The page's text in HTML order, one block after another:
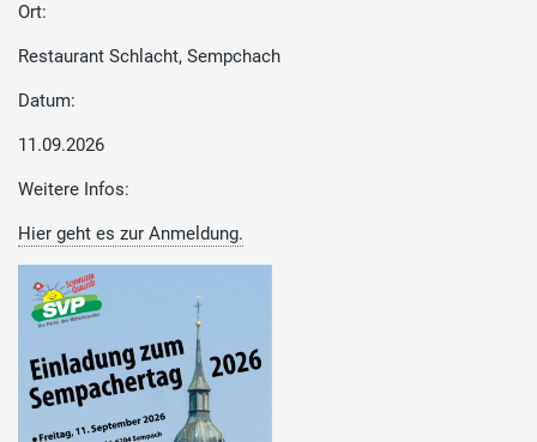
Ort:
Restaurant Schlacht, Sempchach
Datum:
11.09.2026
Weitere Infos:
Hier geht es zur Anmeldung.